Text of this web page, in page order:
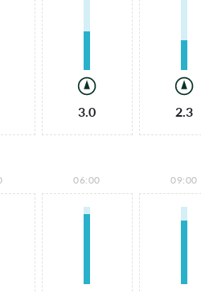
3.0 2.3
06:00 09:00